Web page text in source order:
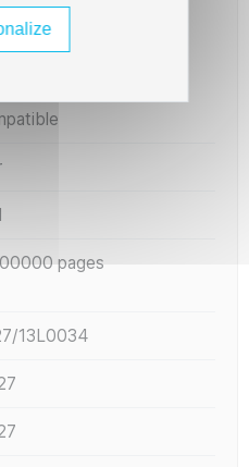
pages
13L0034